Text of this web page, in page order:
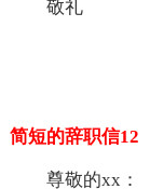
敬礼
简短的辞职信12
尊敬的xx：